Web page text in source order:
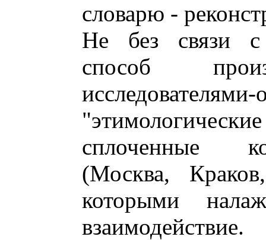
словарю -
Не без связи с
способ
сплоченные
(Москва,
которыми
взаимодействие.